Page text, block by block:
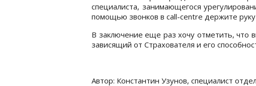
специалиста, занимающегося
помощью звонков в call-centre держите руку
В заключение еще раз хочу отметить, что
зависящий от Страхователя и его
Автор: Константин Узунов, специалист